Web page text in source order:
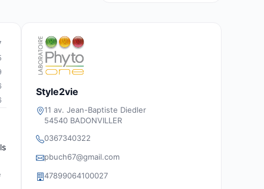
Style2vie
11 av. Jean-Baptiste Diedler
54540 BADONVILLER
0367340322
pbuch67@gmail.com
47899064100027